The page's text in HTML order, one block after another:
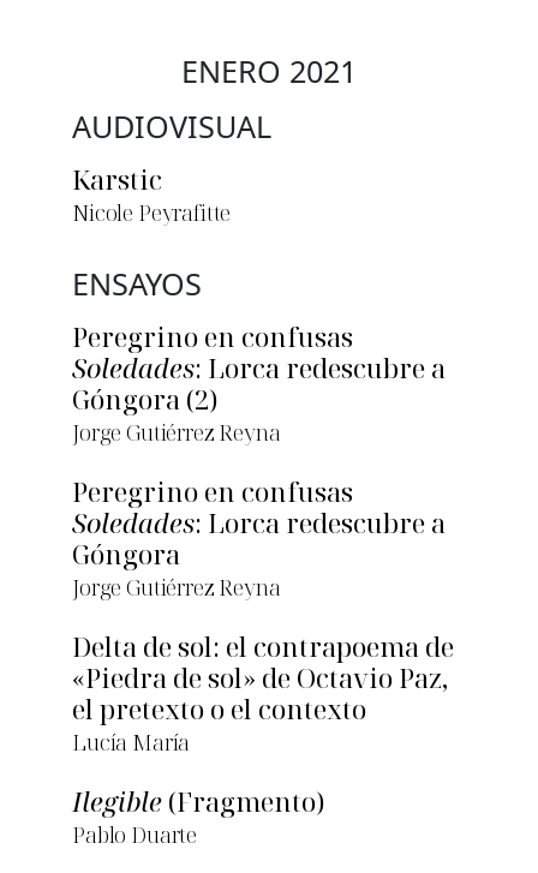
ENERO 2021
AUDIOVISUAL
Karstic
Nicole Peyrafitte
ENSAYOS
Peregrino en confusas
Soledades: Lorca redescubre a
Góngora (2)
Jorge Gutiérrez Reyna
Peregrino en confusas
Soledades: Lorca redescubre a
Góngora
Jorge Gutiérrez Reyna
Delta de sol: el contrapoema de
«Piedra de sol» de Octavio Paz,
el pretexto o el contexto
Lucía María
Ilegible (Fragmento)
Pablo Duarte